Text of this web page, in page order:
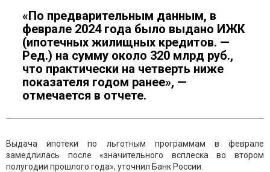
«По предварительным данным, в
феврале 2024 года было выдано ИЖК
(ипотечных жилищных кредитов. —
Ред.) на сумму около 320 млрд руб.,
что практически на четверть ниже
показателя годом ранее», —
отмечается в отчете.
Выдача ипотеки по льготным программам в феврале
замедлилась после «значительного всплеска во втором
полугодии прошлого года», уточнил Банк России.